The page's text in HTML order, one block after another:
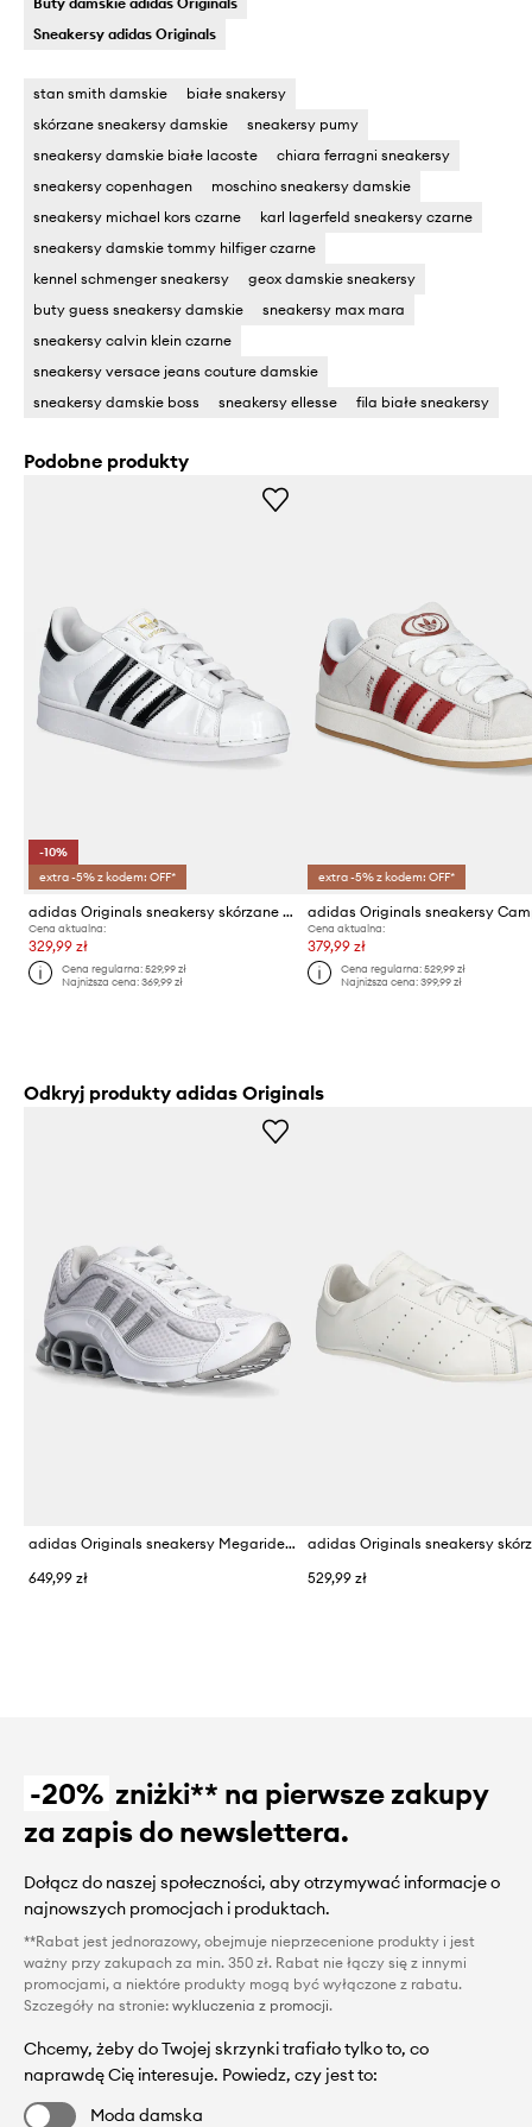
Sneakersy adidas Originals
stan smith damskie
białe snakersy
skórzane sneakersy damskie
sneakersy pumy
sneakersy damskie białe lacoste
chiara ferragni sneakersy
sneakersy copenhagen
moschino sneakersy damskie
sneakersy michael kors czarne
karl lagerfeld sneakersy czarne
sneakersy damskie tommy hilfiger czarne
kennel schmenger sneakersy
geox damskie sneakersy
buty guess sneakersy damskie
sneakersy max mara
sneakersy calvin klein czarne
sneakersy versace jeans couture damskie
sneakersy damskie boss
sneakersy ellesse fila białe sneakersy
Podobne produkty
-10%
extra -5% z kodem: OFF*
adidas Originals sneakersy skórzane Superstar II W
Cena aktualna:
329,99 zł
Cena regularna:529,99 zł
Najniższa cena:369,99 zł
extra -5% z kodem: OFF*
Cena aktualna:
379,99 zł
Cena regularna: 529,99 zł
Najniższa cena: 399,99 zł
Odkryj produkty adidas Originals
adidas Originals sneakersy Megaride O1
649,99 zł
529,99 zł
-20% zniżki** na pierwsze zakupy
za zapis do newslettera.
Dołącz do naszej społeczności, aby otrzymywać informacje o
najnowszych promocjach i produktach.
**Rabat jest jednorazowy, obejmuje nieprzecenione produkty i jest
ważny przy zakupach za min. 350 zł. Rabat nie łączy się z innymi
promocjami, a niektóre produkty mogą być wyłączone z rabatu.
Szczegóły na stronie: wykluczenia z promocji.
Chcemy, żeby do Twojej skrzynki trafiało tylko to, co
naprawdę Cię interesuje. Powiedz, czy jest to:
Moda damska